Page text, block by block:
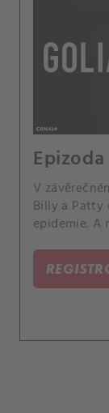
V
Billy a
epidemie. A